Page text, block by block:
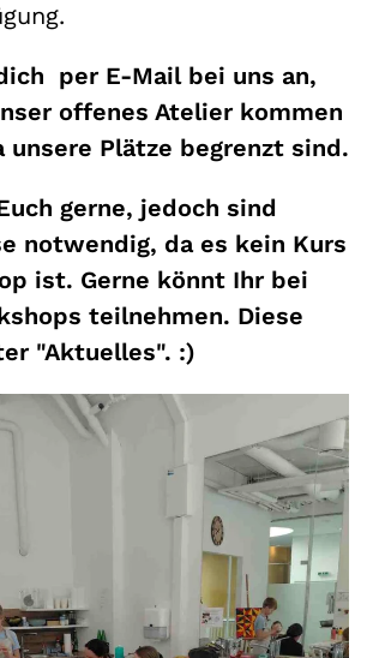
per E-Mail bei uns an,
offenes Atelier kommen
unsere Plätze begrenzt sind.
gerne, jedoch sind
notwendig, da es kein Kurs
ist. Gerne könnt Ihr bei
teilnehmen. Diese
"Aktuelles". :)